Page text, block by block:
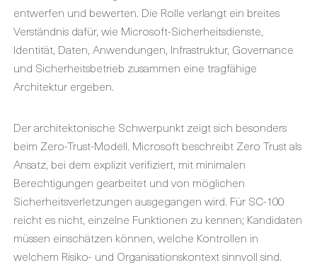
entwerfen und bewerten. Die Rolle verlangt ein breites
Verständnis dafür, wie Microsoft-Sicherheitsdienste,
Identität, Daten, Anwendungen, Infrastruktur, Governance
und Sicherheitsbetrieb zusammen eine tragfähige
Architektur ergeben.
Der architektonische Schwerpunkt zeigt sich besonders
beim Zero-Trust-Modell. Microsoft beschreibt Zero Trust als
Ansatz, bei dem explizit verifiziert, mit minimalen
Berechtigungen gearbeitet und von möglichen
Sicherheitsverletzungen ausgegangen wird. Für SC-100
reicht es nicht, einzelne Funktionen zu kennen; Kandidaten
müssen einschätzen können, welche Kontrollen in
welchem Risiko- und Organisationskontext sinnvoll sind.